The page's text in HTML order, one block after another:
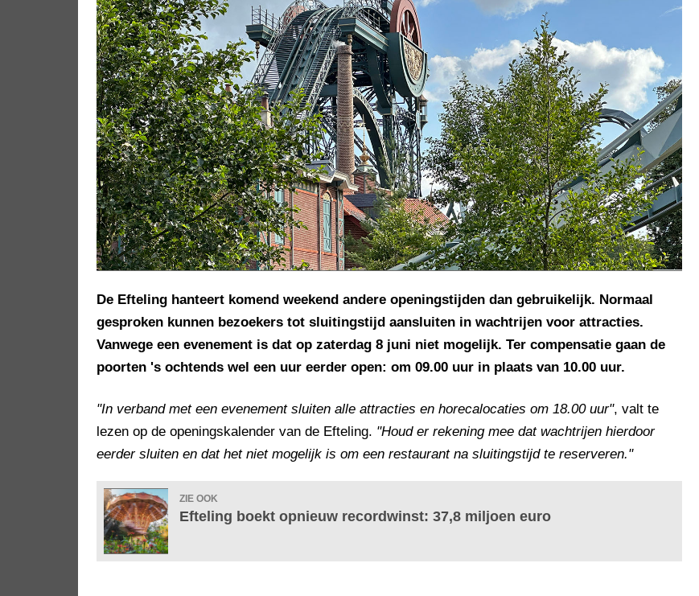
De Efteling hanteert komend weekend andere openingstijden dan gebruikelijk. Normaal
gesproken kunnen bezoekers tot sluitingstijd aansluiten in wachtrijen voor attracties.
Vanwege een evenement is dat op zaterdag 8 juni niet mogelijk. Ter compensatie gaan de
poorten 's ochtends wel een uur eerder open: om 09.00 uur in plaats van 10.00 uur.
"In verband met een evenement sluiten alle attracties en horecalocaties om 18.00 uur", valt te
lezen op de openingskalender van de Efteling. "Houd er rekening mee dat wachtrijen hierdoor
eerder sluiten en dat het niet mogelijk is om een restaurant na sluitingstijd te reserveren."
ZIE OOK
Efteling boekt opnieuw recordwinst: 37,8 miljoen euro